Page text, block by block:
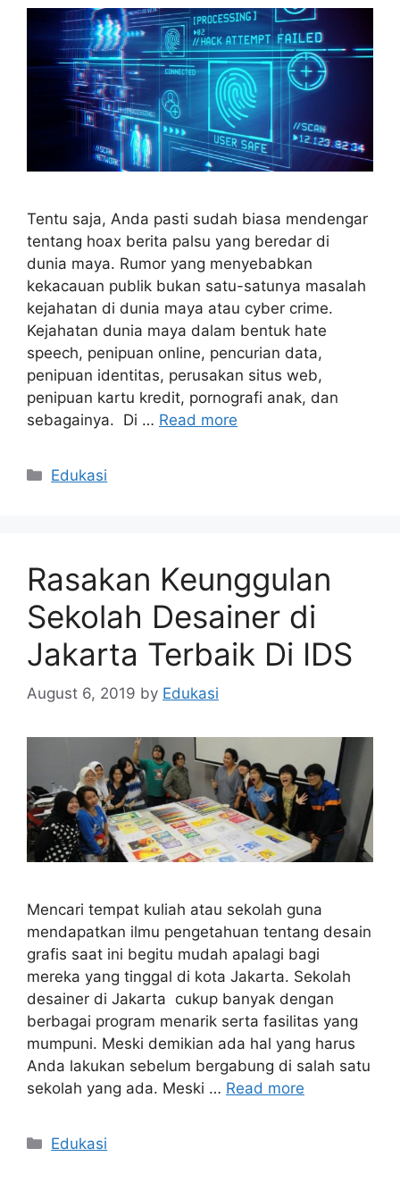
Tentu saja, Anda pasti sudah biasa mendengar
tentang hoax berita palsu yang beredar di
dunia maya. Rumor yang menyebabkan
kekacauan publik bukan satu-satunya masalah
kejahatan di dunia maya atau cyber crime.
Kejahatan dunia maya dalam bentuk hate
speech, penipuan online, pencurian data,
penipuan identitas, perusakan situs web,
penipuan kartu kredit, pornografi anak, dan
sebagainya. Di … Read more
Categories
Edukasi
Rasakan Keunggulan
Sekolah Desainer di
Jakarta Terbaik Di IDS
August 6, 2019 by Edukasi
Mencari tempat kuliah atau sekolah guna
mendapatkan ilmu pengetahuan tentang desain
grafis saat ini begitu mudah apalagi bagi
mereka yang tinggal di kota Jakarta. Sekolah
desainer di Jakarta cukup banyak dengan
berbagai program menarik serta fasilitas yang
mumpuni. Meski demikian ada hal yang harus
Anda lakukan sebelum bergabung di salah satu
sekolah yang ada. Meski … Read more
Categories
Edukasi